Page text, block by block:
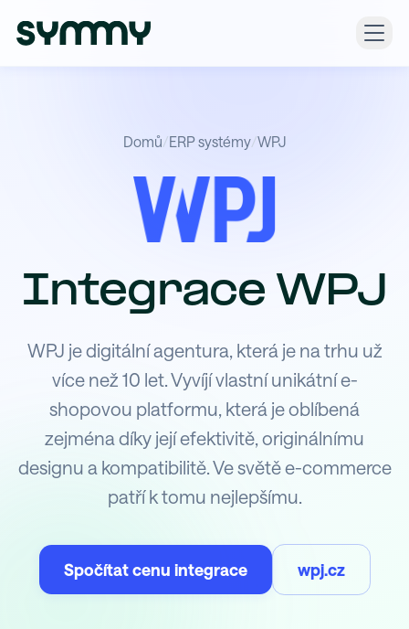
Domů/ERP systémy/WPJ
Integrace WPJ
WPJ je digitální agentura, která je na trhu už
více než 10 let. Vyvíjí vlastní unikátní e-
shopovou platformu, která je oblíbená
zejména díky její efektivitě, originálnímu
designu a kompatibilitě. Ve světě e-commerce
patří k tomu nejlepšímu.
Spočítat cenu integrace wpj.cz